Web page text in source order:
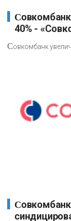
Совкомбанк увеличил закупки золота на
40% -
Совкомбанк
Совкомбанк принял участие в